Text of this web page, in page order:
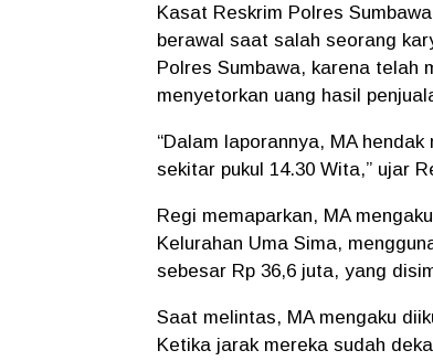
Kasat Reskrim Polres
berawal saat salah seorang
Polres Sumbawa, karena telah
menyetorkan uang hasil
“Dalam laporannya, MA
sekitar pukul 14.30 Wita,” ujar
Regi memaparkan, MA
Kelurahan Uma Sima,
sebesar Rp 36,6 juta, yang
Saat melintas, MA mengaku
Ketika jarak mereka sudah